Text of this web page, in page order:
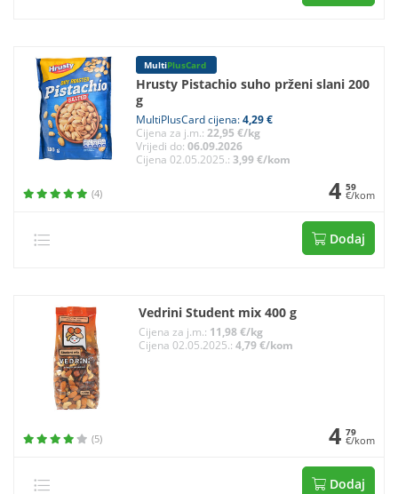
MultiPlusCard
Hrusty Pistachio suho prženi slani 200
g
MultiPlusCard cijena:4,29 €
Cijena za j.m.:22,95 €/kg
Vrijedi do:06.09.2026
Cijena 02.05.2025.:3,99 €/kom
(4) 4 59
€/kom
Dodaj
Vedrini Student mix 400 g
Cijena za j.m.: 11,98 €/kg
Cijena 02.05.2025.: 4,79 €/kom
(5) 4 79
€/kom
Dodaj